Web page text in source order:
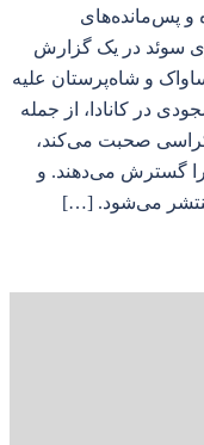
و پس‌مانده‌های
سوئد در یک گزارش
و شاه‌پرستان علیه
در کانادا، از جمله
صحبت می‌کند،
را گسترش می‌دهند. و
می‌شود. […]